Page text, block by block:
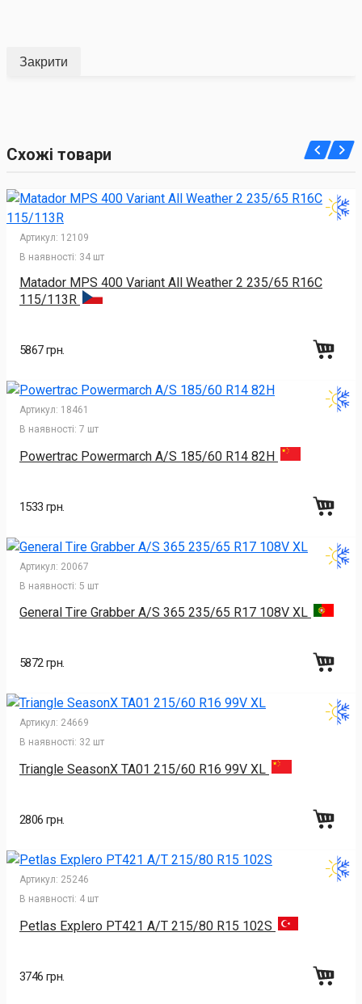
Закрити
Схожі товари
Артикул: 12109
В наявності: 34 шт
Matador MPS 400 Variant All Weather 2 235/65 R16C
115/113R
5867 грн.
Артикул: 18461
В наявності: 7 шт
Powertrac Powermarch A/S 185/60 R14 82H
1533 грн.
Артикул: 20067
В наявності: 5 шт
General Tire Grabber A/S 365 235/65 R17 108V XL
5872 грн.
Артикул: 24669
В наявності: 32 шт
Triangle SeasonX TA01 215/60 R16 99V XL
2806 грн.
Артикул: 25246
В наявності: 4 шт
Petlas Explero PT421 A/T 215/80 R15 102S
3746 грн.